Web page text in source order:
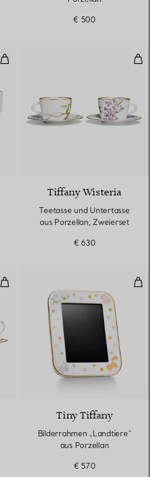
€ 500
Große Schüssel aus Porzellan
Tiffany Wisteria
Teetasse und Untertasse
aus Porzellan, Zweierset
€ 630
Teetasse und Untertasse aus
Tiny Tiffany
Bilderrahmen „Landtiere“
aus Porzellan
€ 570